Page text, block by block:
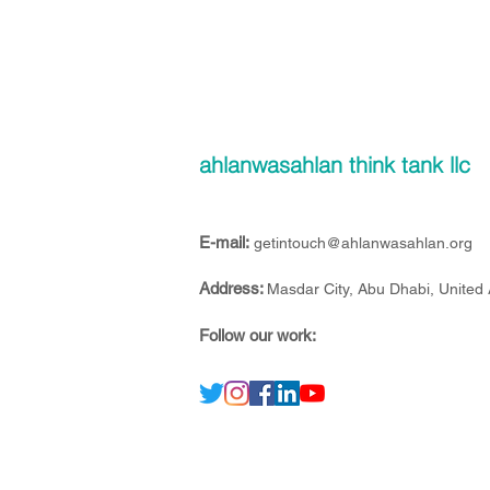
ahlanwasahlan think tank llc
E-mail: getintouch@ahlanwasahlan.org
Address: Masdar City, Abu Dhabi, United
Follow our work: